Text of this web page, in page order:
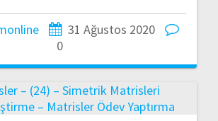
31 Ağustos 2020
0